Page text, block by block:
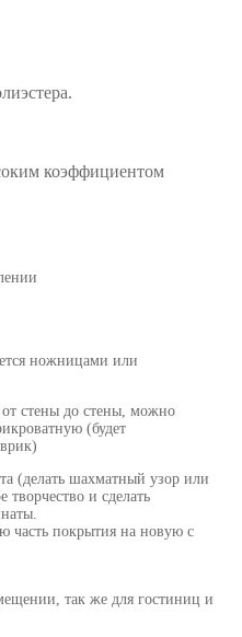
коэффициентом
ножницами или
стены до стены, можно
(будет
(делать шахматный узор или
творчество и сделать
часть покрытия на новую с
так же для гостиниц и